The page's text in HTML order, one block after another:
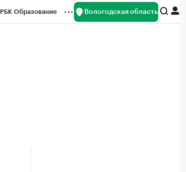
РБК Образование Вологодская область